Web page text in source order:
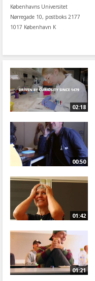
Københavns Universitet
Nørregade 10, postboks 2177
1017 København K
02:18
00:50
01:42
01:21